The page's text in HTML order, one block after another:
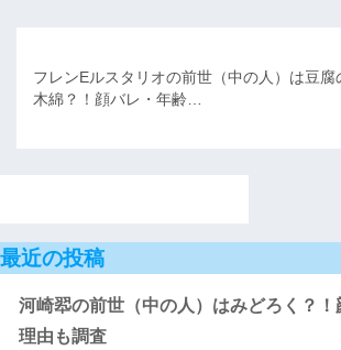
フレンEルスタリオの前世（中の人）は豆腐
木綿？！顔バレ・年齢…
最近の投稿
河崎翆の前世（中の人）はみどろく？！
理由も調査